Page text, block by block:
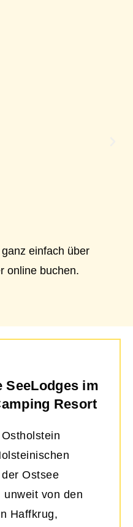
einfach über
online buchen.
SeeLodges im
Resort
Ostsee
unweit von den
Haffkrug,